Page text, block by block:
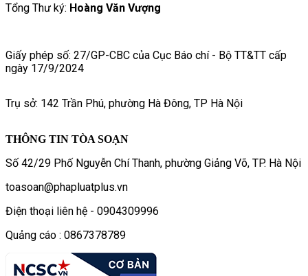
Tổng Thư ký: Hoàng Văn Vượng
Giấy phép số: 27/GP-CBC của Cục Báo chí - Bộ TT&TT cấp
ngày 17/9/2024
Trụ sở: 142 Trần Phú, phường Hà Đông, TP Hà Nội
THÔNG TIN TÒA SOẠN
Số 42/29 Phố Nguyễn Chí Thanh, phường Giảng Võ, TP. Hà Nội
toasoan@phapluatplus.vn
Điện thoại liên hệ - 0904309996
Quảng cáo : 0867378789